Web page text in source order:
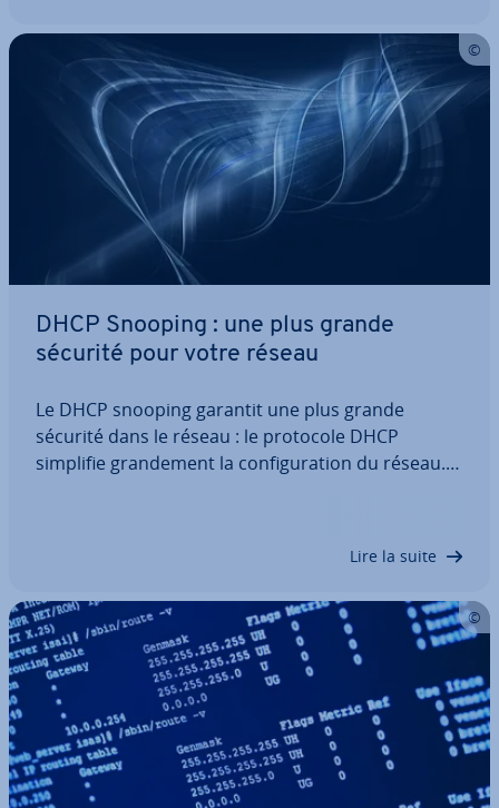
DHCP Snooping : une plus grande
sécurité pour votre réseau
Le DHCP snooping garantit une plus grande
sécurité dans le réseau : le protocole DHCP
simplifie gran­de­ment la con­fi­gu­ra­tion du réseau.
Lire la suite